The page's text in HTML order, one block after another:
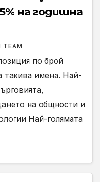
на годишна
TEAM
по брой
такива имена. Най-
на общности и
Най-голямата